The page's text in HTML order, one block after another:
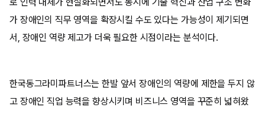
가 장애인의 직무 영역을 확장시킬 수도 있다는 가능성이 제기되면
서, 장애인 역량 제고가 더욱 필요한 시점이라는 분석이다.
한국동그라미파트너스는 한발 앞서 장애인의 역량에 제한을 두지 않
고 장애인 직업 능력을 향상시키며 비즈니스 영역을 꾸준히 넓혀왔